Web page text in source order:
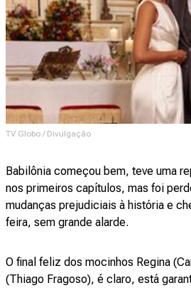
TV Globo / Divulgação
Babilônia começou bem, teve uma
nos primeiros capítulos, mas foi
mudanças prejudiciais à história e
feira, sem grande alarde.
O final feliz dos mocinhos Regina
(Thiago Fragoso), é claro, está